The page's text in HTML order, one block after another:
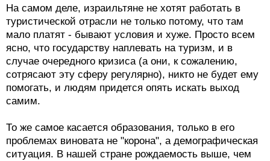
На самом деле, израильтяне не хотят работать в
туристической отрасли не только потому, что там
мало платят - бывают условия и хуже. Просто всем
ясно, что государству наплевать на туризм, и в
случае очередного кризиса (а они, к сожалению,
сотрясают эту сферу регулярно), никто не будет ему
помогать, и людям придется опять искать выход
самим.
То же самое касается образования, только в его
проблемах виновата не "корона", а демографическая
ситуация. В нашей стране рождаемость выше, чем